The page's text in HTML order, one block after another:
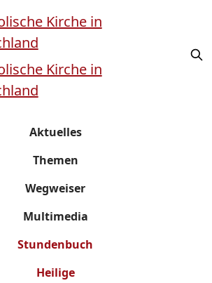
Aktuelles
Themen
Wegweiser
Multimedia
Stundenbuch
Heilige